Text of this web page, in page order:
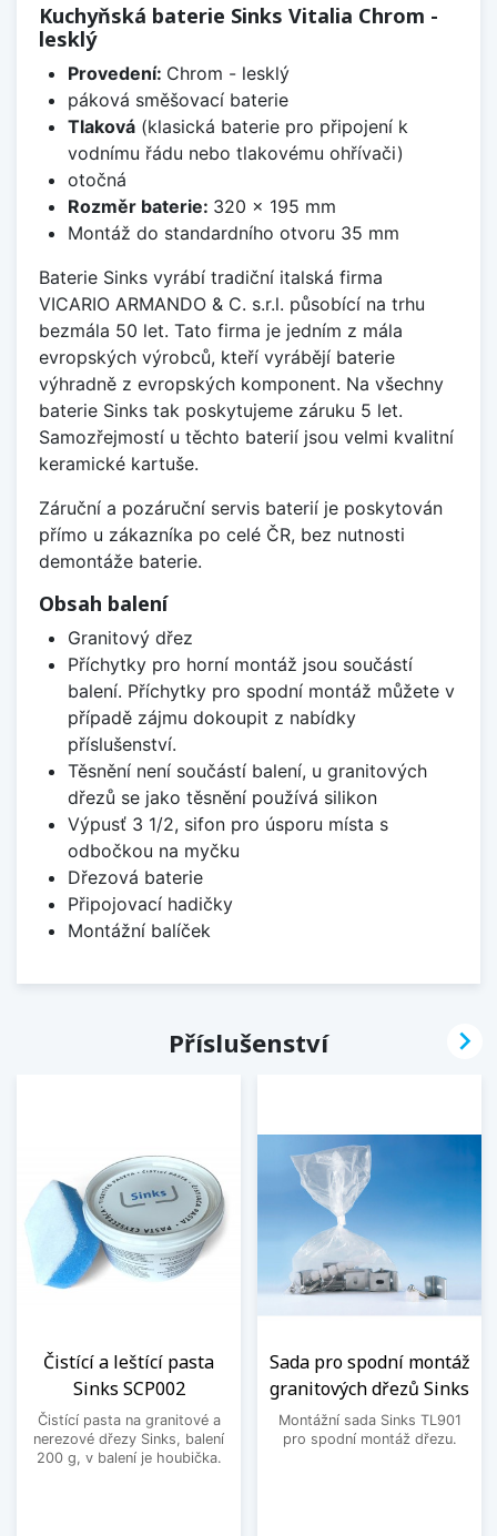
Kuchyňská baterie Sinks Vitalia Chrom -
lesklý
Provedení: Chrom - lesklý
páková směšovací baterie
Tlaková(klasická baterie pro připojení k
vodnímu řádu nebo tlakovému ohřívači)
otočná
Rozměr baterie: 320 x 195 mm
Montáž do standardního otvoru 35 mm
Baterie Sinks vyrábí tradiční italská firma
VICARIO ARMANDO & C. s.r.l. působící na trhu
bezmála 50 let. Tato firma je jedním z mála
evropských výrobců, kteří vyrábějí baterie
výhradně z evropských komponent. Na všechny
baterie Sinks tak poskytujeme záruku 5 let.
Samozřejmostí u těchto baterií jsou velmi kvalitní
keramické kartuše.
Záruční a pozáruční servis baterií je poskytován
přímo u zákazníka po celé ČR, bez nutnosti
demontáže baterie.
Obsah balení
Granitový dřez
Příchytky pro horní montáž jsou součástí
balení. Příchytky pro spodní montáž můžete v
případě zájmu dokoupit z nabídky
příslušenství.
Těsnění není součástí balení, u granitových
dřezů se jako těsnění používá silikon
Výpusť 3 1/2, sifon pro úsporu místa s
odbočkou na myčku
Dřezová baterie
Připojovací hadičky
Montážní balíček
Příslušenství
Čistící a leštící pasta
Sinks SCP002
Čistící pasta na granitové a
nerezové dřezy Sinks, balení
200 g, v balení je houbička.
Sada pro spodní montáž
granitových dřezů Sinks
Montážní sada Sinks TL901
pro spodní montáž dřezu.
